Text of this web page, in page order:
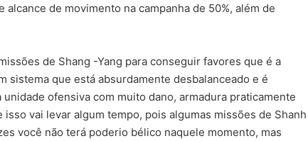
de movimento na campanha de 50%, além de
de Shang -Yang para conseguir favores que é a
sistema que está absurdamente desbalanceado e é
ofensiva com muito dano, armadura praticamente
vai levar algum tempo, pois algumas missões de Shanh
você não terá poderio bélico naquele momento, mas